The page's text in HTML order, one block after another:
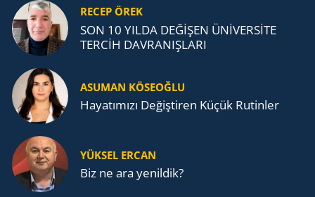
RECEP ÖREK
SON 10 YILDA DEĞİŞEN ÜNİVERSİTE
TERCİH DAVRANIŞLARI
ASUMAN KÖSEOĞLU
Ha­ya­tı­mı­zı De­ğiş­ti­ren Küçük Ru­tin­ler
YÜKSEL ERCAN
Biz ne ara yenildik?